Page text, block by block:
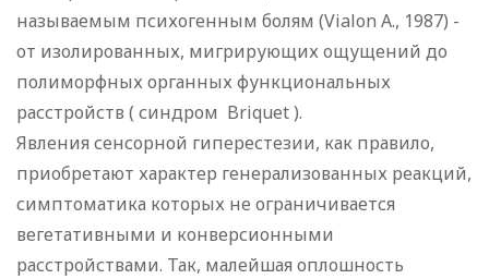
называемым психогенным болям (Vialon A., 1987) -
от изолированных, мигрирующих ощущений до
полиморфных органных функциональных
расстройств ( синдром Briquet ).
Явления сенсорной гиперестезии, как правило,
приобретают характер генерализованных реакций,
симптоматика которых не ограничивается
вегетативными и конверсионными
расстройствами. Так, малейшая оплошность